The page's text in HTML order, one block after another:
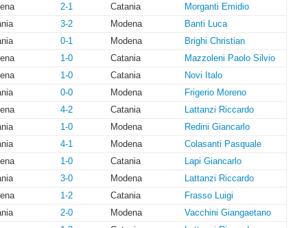
2-1 Catania
Morganti Emidio
3-2 Modena
Banti Luca
0-1 Modena
Brighi Christian
1-0 Catania
Mazzoleni Paolo Silvio
1-0 Catania
Novi Italo
0-0 Modena
Frigerio Moreno
4-2 Catania
Lattanzi Riccardo
1-0 Modena
Redini Giancarlo
4-1 Modena
Colasanti Pasquale
1-0 Catania
Lapi Giancarlo
3-0 Modena
Lattanzi Riccardo
1-2 Catania
Frasso Luigi
2-0 Modena
Vacchini Giangaetano